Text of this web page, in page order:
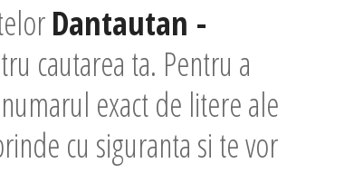
Dantautan -
cautarea ta. Pentru a
exact de litere ale
cu siguranta si te vor